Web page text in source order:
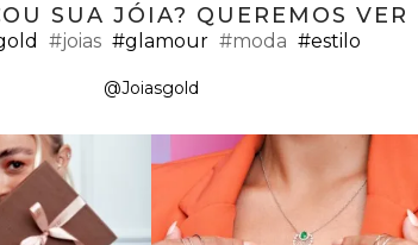
SUA JÓIA? QUEREMOS VER
#joias #glamour #moda #estilo
@Joiasgold